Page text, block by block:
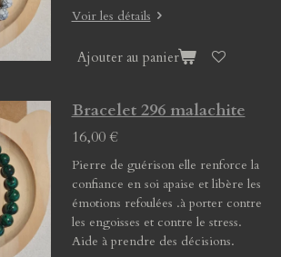
Voir les détails
Ajouter au panier
Bracelet 296 malachite
16,00 €
Pierre de guérison elle renforce la
confiance en soi apaise et libère les
émotions refoulées .à porter contre
les engoisses et contre le stress.
Aide à prendre des décisions.